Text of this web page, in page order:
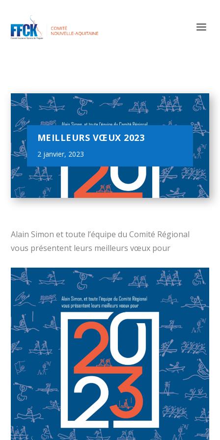
MEILLEURS VŒUX 2023
2 janvier, 2023
Alain Simon et toute l’équipe du Comité Régional
vous présentent leurs meilleurs vœux pour